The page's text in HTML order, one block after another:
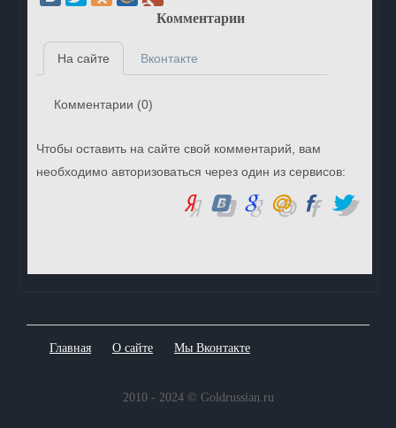
Комментарии
На сайте Вконтакте
Комментарии (0)
Чтобы оставить на сайте свой комментарий, вам
необходимо авторизоваться через один из сервисов:
Главная О сайте Мы Вконтакте
2010 - 2024 © Goldrussian.ru